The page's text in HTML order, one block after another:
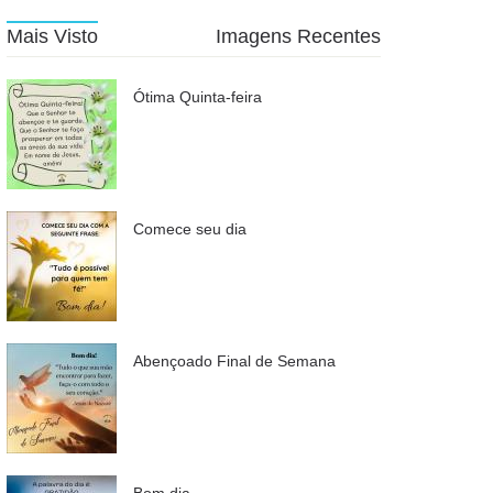
Mais Visto Imagens Recentes
Ótima Quinta-feira
Comece seu dia
Abençoado Final de Semana